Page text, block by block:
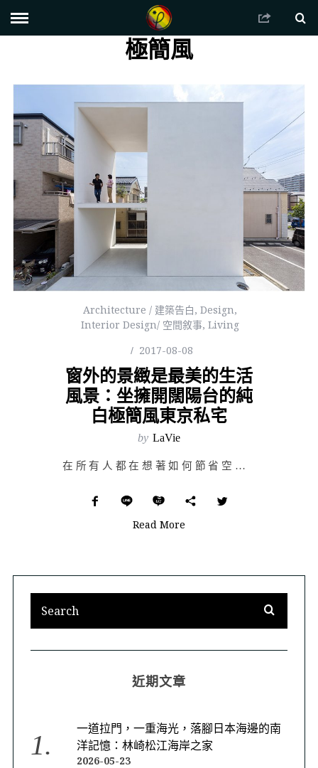
極簡風
Architecture / 建築告白, Design,
Interior Design/ 空間敘事, Living
2017-08-08
窗外的景緻是最美的生活
風景：坐擁開闊陽台的純
白極簡風東京私宅
by LaVie
在所有人都在想著如何節省空間時，總是會有人出乎意料地逆向思考，東京的這間極簡住宅便是一個很好的例子，…
Read More
近期文章
一道拉門，一重海光，落腳日本海邊的南
洋記憶：林崎松江海岸之家
2026-05-23